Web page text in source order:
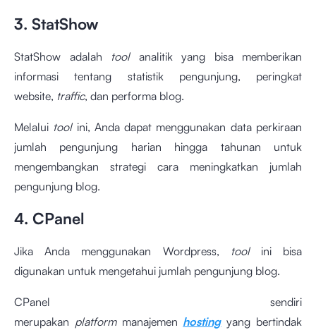
3. StatShow
StatShow adalah toolanalitik yang bisa memberikan
informasi tentang statistik pengunjung, peringkat
website, traffic, dan performa blog.
Melalui tool ini, Anda dapat menggunakan data perkiraan
jumlah pengunjung harian hingga tahunan untuk
mengembangkan strategi cara meningkatkan jumlah
pengunjung blog.
4. CPanel
Jika Anda menggunakan Wordpress, tool ini bisa
digunakan untuk mengetahui jumlah pengunjung blog.
CPanel sendiri
merupakan platform manajemen hosting yang bertindak